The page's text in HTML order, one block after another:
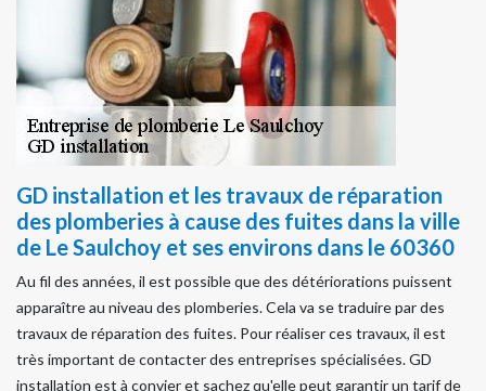
GD installation et les travaux de réparation
des plomberies à cause des fuites dans la ville
de Le Saulchoy et ses environs dans le 60360
Au fil des années, il est possible que des détériorations puissent
apparaître au niveau des plomberies. Cela va se traduire par des
travaux de réparation des fuites. Pour réaliser ces travaux, il est
très important de contacter des entreprises spécialisées. GD
installation est à convier et sachez qu'elle peut garantir un tarif de